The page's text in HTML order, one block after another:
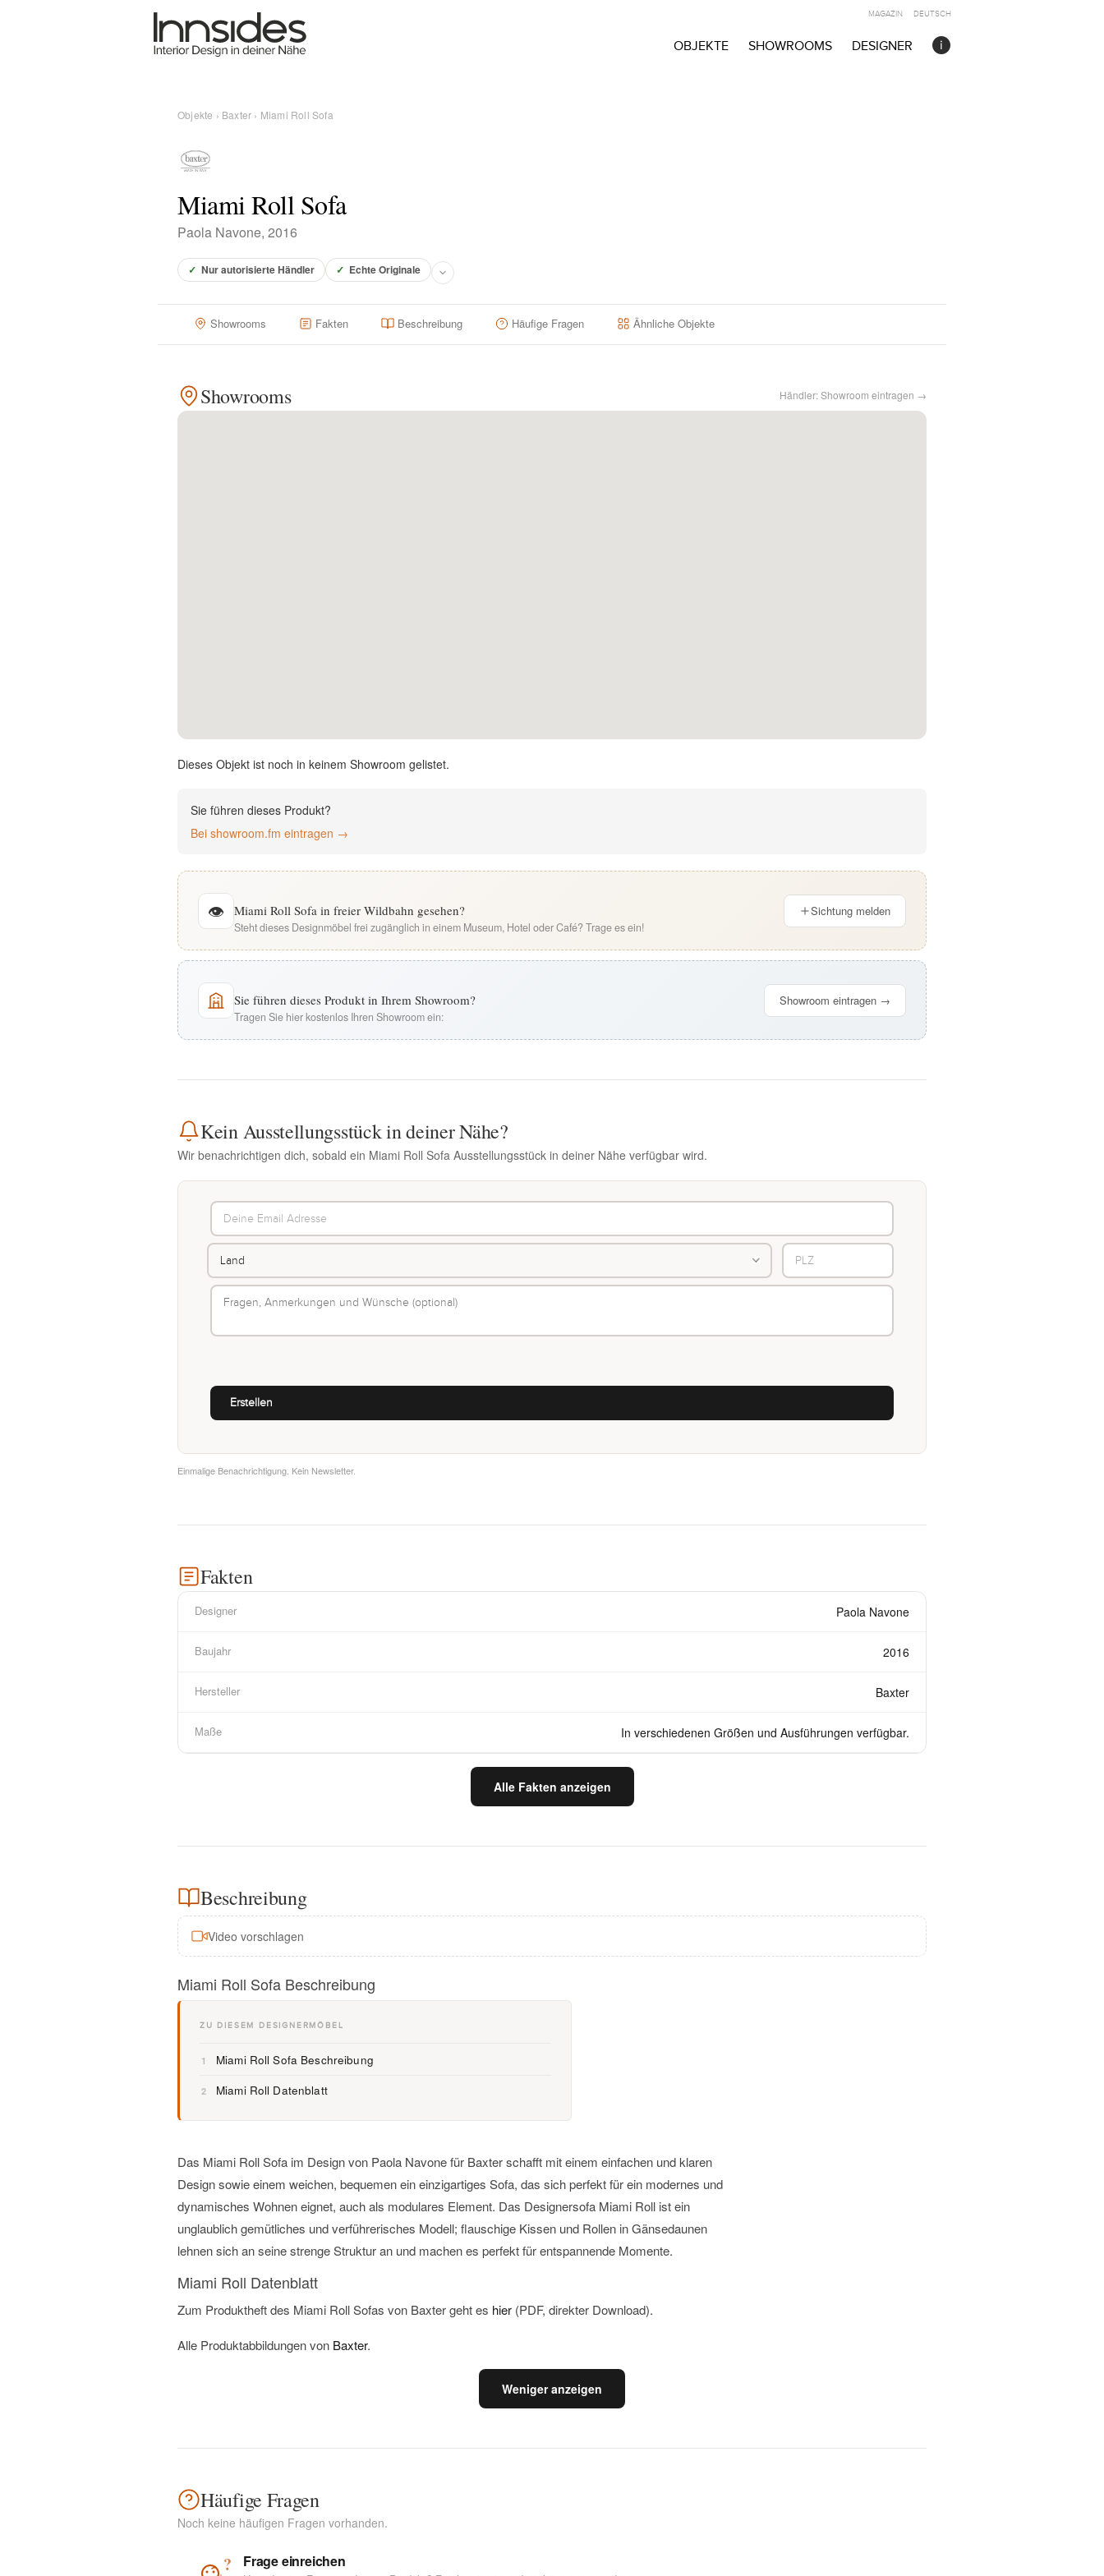
OBJEKTE SHOWROOMS DESIGNER
MAGAZIN DEUTSCH
Objekte › Baxter › Miami Roll Sofa
Miami Roll Sofa
Paola Navone, 2016
✓ Nur autorisierte Händler ✓ Echte Originale
Showrooms Fakten Beschreibung Häufige Fragen Ähnliche Objekte
Showrooms Händler: Showroom eintragen →
Dieses Objekt ist noch in keinem Showroom gelistet.
Sie führen dieses Produkt?
Bei showroom.fm eintragen →
👁 Miami Roll Sofa in freier Wildbahn gesehen?
Steht dieses Designmöbel frei zugänglich in einem Museum, Hotel oder Café? Trage es ein!
Sichtung melden
Sie führen dieses Produkt in Ihrem Showroom?
Tragen Sie hier kostenlos Ihren Showroom ein:
Showroom eintragen →
Kein Ausstellungsstück in deiner Nähe?
Wir benachrichtigen dich, sobald ein Miami Roll Sofa Ausstellungsstück in deiner Nähe verfügbar wird.
Einmalige Benachrichtigung. Kein Newsletter.
Fakten
Designer Paola Navone
Baujahr 2016
Hersteller Baxter
Maße In verschiedenen Größen und Ausführungen verfügbar.
Alle Fakten anzeigen
Beschreibung
Video vorschlagen
Miami Roll Sofa Beschreibung
ZU DIESEM DESIGNERMÖBEL
1 Miami Roll Sofa Beschreibung
2 Miami Roll Datenblatt
Das Miami Roll Sofa im Design von Paola Navone für Baxter schafft mit einem einfachen und klaren
Design sowie einem weichen, bequemen ein einzigartiges Sofa, das sich perfekt für ein modernes und
dynamisches Wohnen eignet, auch als modulares Element. Das Designersofa Miami Roll ist ein
unglaublich gemütliches und verführerisches Modell; flauschige Kissen und Rollen in Gänsedaunen
lehnen sich an seine strenge Struktur an und machen es perfekt für entspannende Momente.
Miami Roll Datenblatt
Zum Produktheft des Miami Roll Sofas von Baxter geht es hier (PDF, direkter Download).
Alle Produktabbildungen von Baxter.
Weniger anzeigen
Häufige Fragen
Noch keine häufigen Fragen vorhanden.
? Frage einreichen